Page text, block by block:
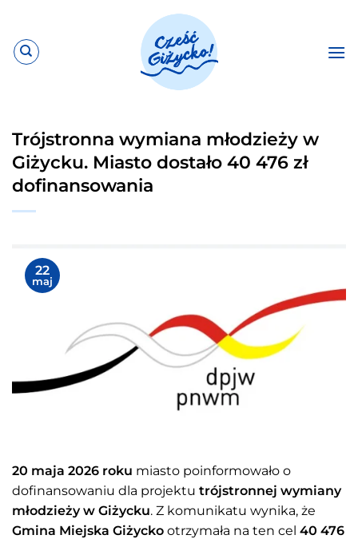
zawartości
Trójstronna wymiana młodzieży w
Giżycku. Miasto dostało 40 476 zł
dofinansowania
22
maj
20 maja 2026 roku miasto poinformowało o
dofinansowaniu dla projektu trójstronnej wymiany
młodzieży w Giżycku. Z komunikatu wynika, że
Gmina Miejska Giżycko otrzymała na ten cel 40 476